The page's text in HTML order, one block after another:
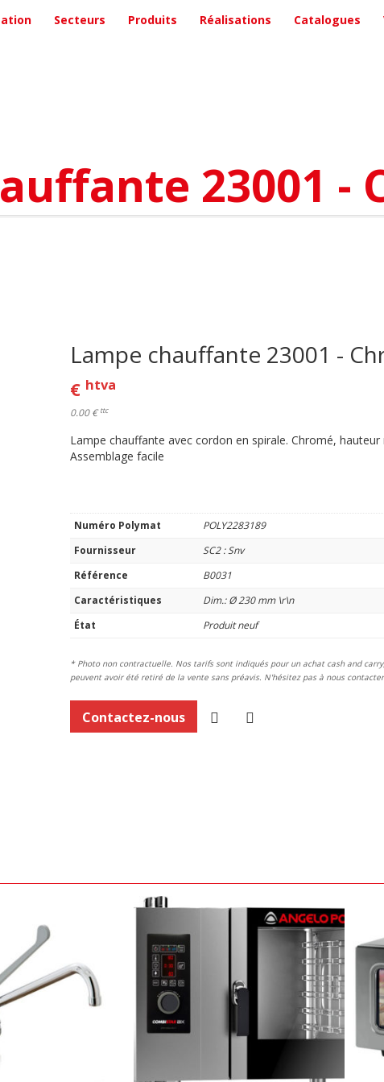
Secteurs Produits Réalisations Catalogues
23001 -
Lampe chauffante 23001 -
€ htva
0.00 €ttc
Lampe chauffante avec cordon en spirale. Chromé,
Assemblage facile
Numéro Polymat
POLY2283189
Fournisseur
SC2 : Snv
Référence
B0031
Caractéristiques
Dim.: Ø 230 mm \r\n
État
Produit neuf
* Photo non contractuelle. Nos tarifs sont indiqués pour un achat cash and
peuvent avoir été retiré de la vente sans préavis. N'hésitez pas à nous
Contactez-nous